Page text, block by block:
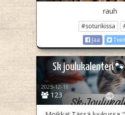
rauh
#soturikissa
Jaa
Sk
123
2025-12-18